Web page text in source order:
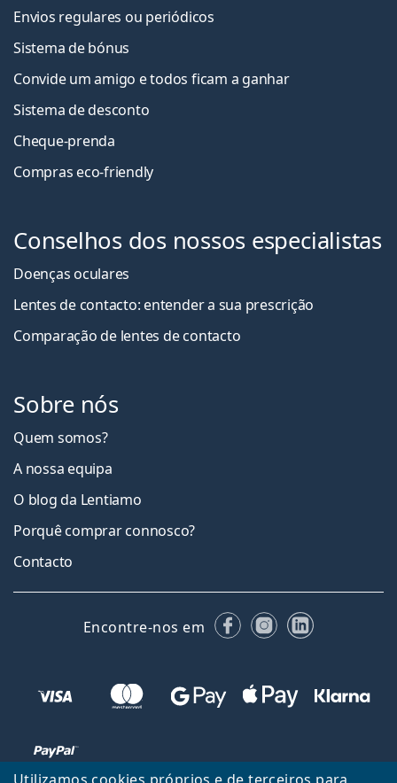
Envios regulares ou periódicos
Sistema de bónus
Convide um amigo e todos ficam a ganhar
Sistema de desconto
Cheque-prenda
Compras eco-friendly
Conselhos dos nossos especialistas
Doenças oculares
Lentes de contacto: entender a sua prescrição
Comparação de lentes de contacto
Sobre nós
Quem somos?
A nossa equipa
O blog da Lentiamo
Porquê comprar connosco?
Contacto
Encontre-nos em FacebookInstagram
LinkedIn